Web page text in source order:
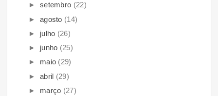
► setembro (22)
► agosto (14)
► julho (26)
► junho (25)
► maio (29)
► abril (29)
► março (27)